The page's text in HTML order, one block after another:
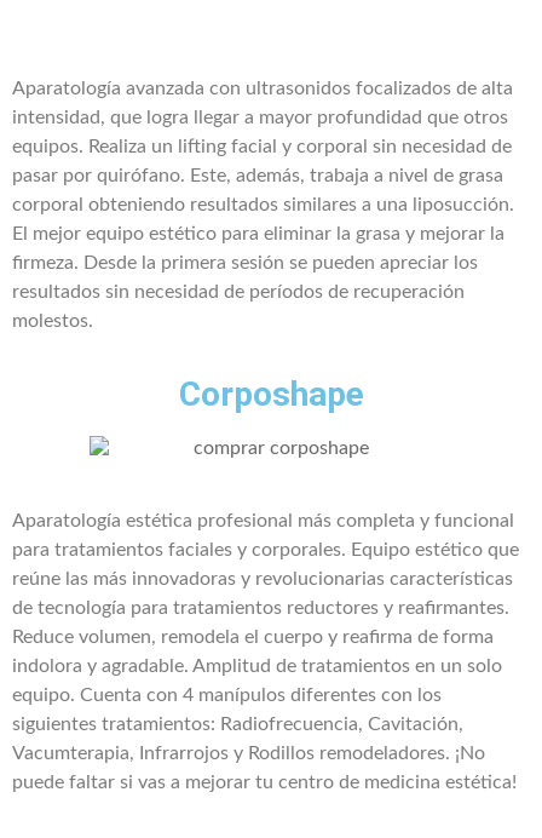
Aparatología avanzada con ultrasonidos focalizados de alta
intensidad, que logra llegar a mayor profundidad que otros
equipos. Realiza un lifting facial y corporal sin necesidad de
pasar por quirófano. Este, además, trabaja a nivel de grasa
corporal obteniendo resultados similares a una liposucción.
El mejor equipo estético para eliminar la grasa y mejorar la
firmeza. Desde la primera sesión se pueden apreciar los
resultados sin necesidad de períodos de recuperación
molestos.
Corposhape
Aparatología estética profesional más completa y funcional
para tratamientos faciales y corporales. Equipo estético que
reúne las más innovadoras y revolucionarias características
de tecnología para tratamientos reductores y reafirmantes.
Reduce volumen, remodela el cuerpo y reafirma de forma
indolora y agradable. Amplitud de tratamientos en un solo
equipo. Cuenta con 4 manípulos diferentes con los
siguientes tratamientos: Radiofrecuencia, Cavitación,
Vacumterapia, Infrarrojos y Rodillos remodeladores. ¡No
puede faltar si vas a mejorar tu centro de medicina estética!